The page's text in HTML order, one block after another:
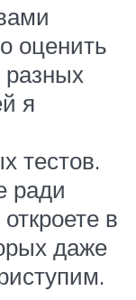
оценить
разных
я
тестов.
ради
в
даже